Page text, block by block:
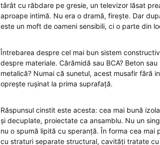
târât cu răbdare pe gresie, un televizor lăsat
aproape intimă. Nu era o dramă, firește. Dar
este un moft de oameni sensibili, ci o parte din
Întrebarea despre cel mai bun sistem
despre materiale. Cărămidă sau BCA? Beton
metalică? Numai că sunetul, acest musafir fără
oprește rușinat la prima suprafață.
Răspunsul cinstit este acesta: cea mai bună
și decuplate, proiectate ca ansamblu. Nu un
nu o spumă lipită cu speranță. În forma cea mai
cu straturi separate structural, cavități tratate